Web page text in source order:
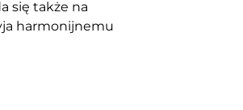
się także na
harmonijnemu